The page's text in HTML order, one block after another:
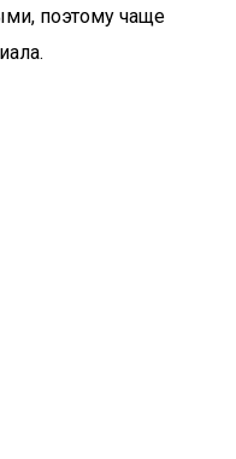
поэтому чаще